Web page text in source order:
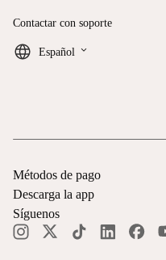
Contactar con soporte
Español keyboard_arrow_down
Métodos de pago
Descarga la app
Síguenos